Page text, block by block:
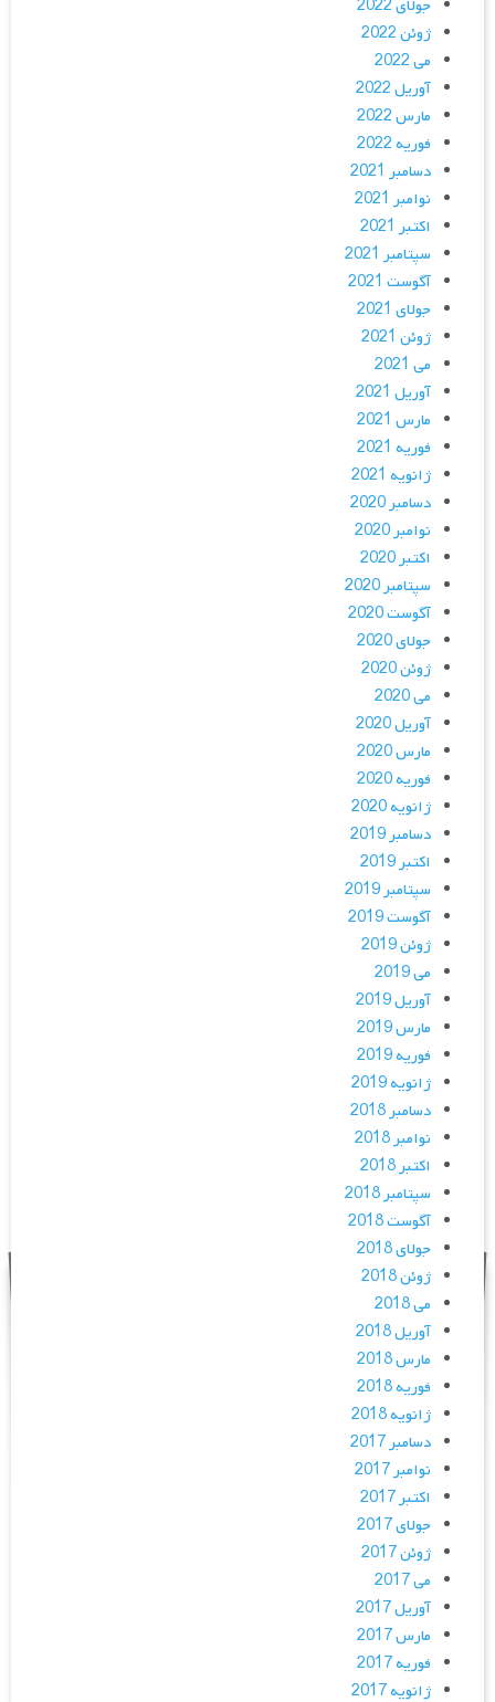
جولای 2022
ژوئن 2022
می 2022
آوریل 2022
مارس 2022
فوریه 2022
دسامبر 2021
نوامبر 2021
اکتبر 2021
سپتامبر 2021
آگوست 2021
جولای 2021
ژوئن 2021
می 2021
آوریل 2021
مارس 2021
فوریه 2021
ژانویه 2021
دسامبر 2020
نوامبر 2020
اکتبر 2020
سپتامبر 2020
آگوست 2020
جولای 2020
ژوئن 2020
می 2020
آوریل 2020
مارس 2020
فوریه 2020
ژانویه 2020
دسامبر 2019
اکتبر 2019
سپتامبر 2019
آگوست 2019
ژوئن 2019
می 2019
آوریل 2019
مارس 2019
فوریه 2019
ژانویه 2019
دسامبر 2018
نوامبر 2018
اکتبر 2018
سپتامبر 2018
آگوست 2018
جولای 2018
ژوئن 2018
می 2018
آوریل 2018
مارس 2018
فوریه 2018
ژانویه 2018
دسامبر 2017
نوامبر 2017
اکتبر 2017
جولای 2017
ژوئن 2017
می 2017
آوریل 2017
مارس 2017
فوریه 2017
ژانویه 2017